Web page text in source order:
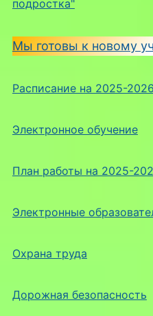
подростка"
Мы готовы к новому
Расписание на 2025-
Электронное обучение
План работы на 2025-
Электронные
Охрана труда
Дорожная безопасность